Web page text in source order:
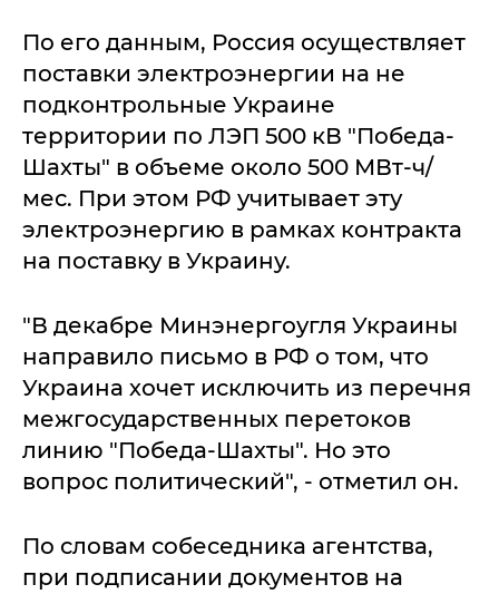
По его данным, Россия осуществляет
поставки электроэнергии на не
подконтрольные Украине
территории по ЛЭП 500 кВ "Победа-
Шахты" в объеме около 500 МВт-ч/
мес. При этом РФ учитывает эту
электроэнергию в рамках контракта
на поставку в Украину.
"В декабре Минэнергоугля Украины
направило письмо в РФ о том, что
Украина хочет исключить из перечня
межгосударственных перетоков
линию "Победа-Шахты". Но это
вопрос политический", - отметил он.
По словам собеседника агентства,
при подписании документов на